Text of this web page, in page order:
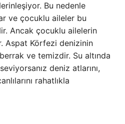
Bu nedenle
ve çocuklu aileler bu
Ancak çocuklu ailelerin
Aspat Körfezi denizinin
ve temizdir. Su altında
deniz atlarını,
rahatlıkla